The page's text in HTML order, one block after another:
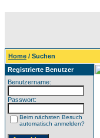
Home / Suchen
Registrierte Benutzer
Benutzername:
Passwort:
Beim nächsten Besuch
automatisch anmelden?